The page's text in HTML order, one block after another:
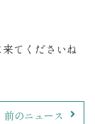
てくださいね
前のニュース